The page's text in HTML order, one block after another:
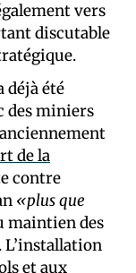
vers
discutable
déjà été
des miniers
de la
contre
«plus que
maintien des
L’installation
et aux